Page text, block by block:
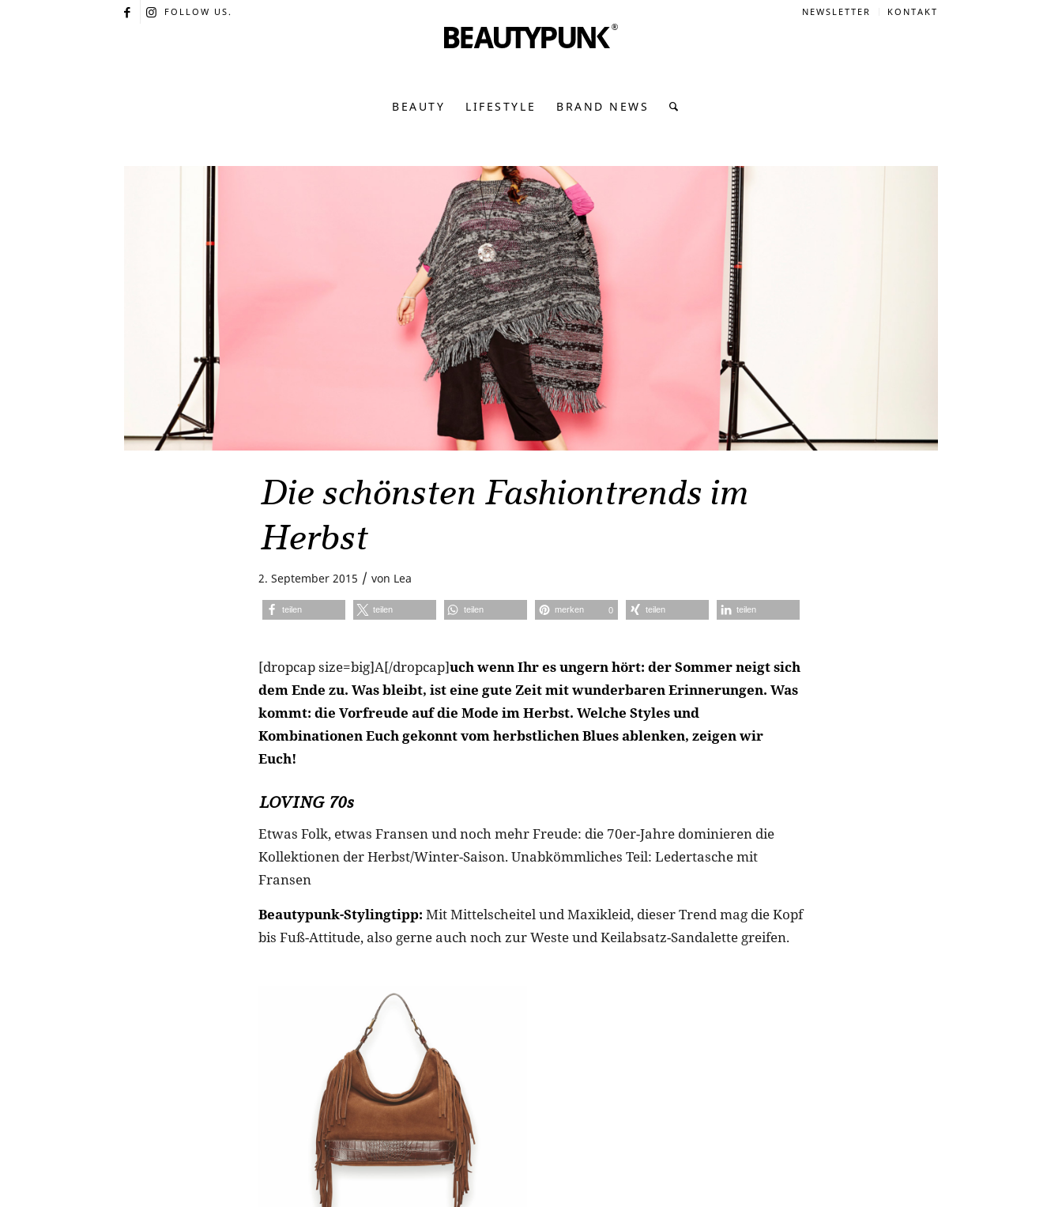
NEWSLETTER KONTAKT
FOLLOW US.
BEAUTY LIFESTYLE BRAND NEWS
Die schönsten Fashiontrends im
Herbst
2. September 2015 / von Lea
teilen teilen teilen merken 0 teilen teilen
[dropcap size=big]A[/dropcap]uch wenn Ihr es ungern hört: der Sommer neigt sich
dem Ende zu. Was bleibt, ist eine gute Zeit mit wunderbaren Erinnerungen. Was
kommt: die Vorfreude auf die Mode im Herbst. Welche Styles und
Kombinationen Euch gekonnt vom herbstlichen Blues ablenken, zeigen wir
Euch!
LOVING 70s
Etwas Folk, etwas Fransen und noch mehr Freude: die 70er-Jahre dominieren die
Kollektionen der Herbst/Winter-Saison. Unabkömmliches Teil: Ledertasche mit
Fransen
Beautypunk-Stylingtipp: Mit Mittelscheitel und Maxikleid, dieser Trend mag die Kopf
bis Fuß-Attitude, also gerne auch noch zur Weste und Keilabsatz-Sandalette greifen.